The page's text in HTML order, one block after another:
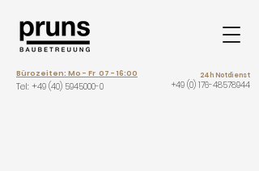
Bürozeiten: Mo - Fr 07 - 16:00
Tel: +49 (40) 5945000-0
24h Notdienst
+49 (0) 176-48578944